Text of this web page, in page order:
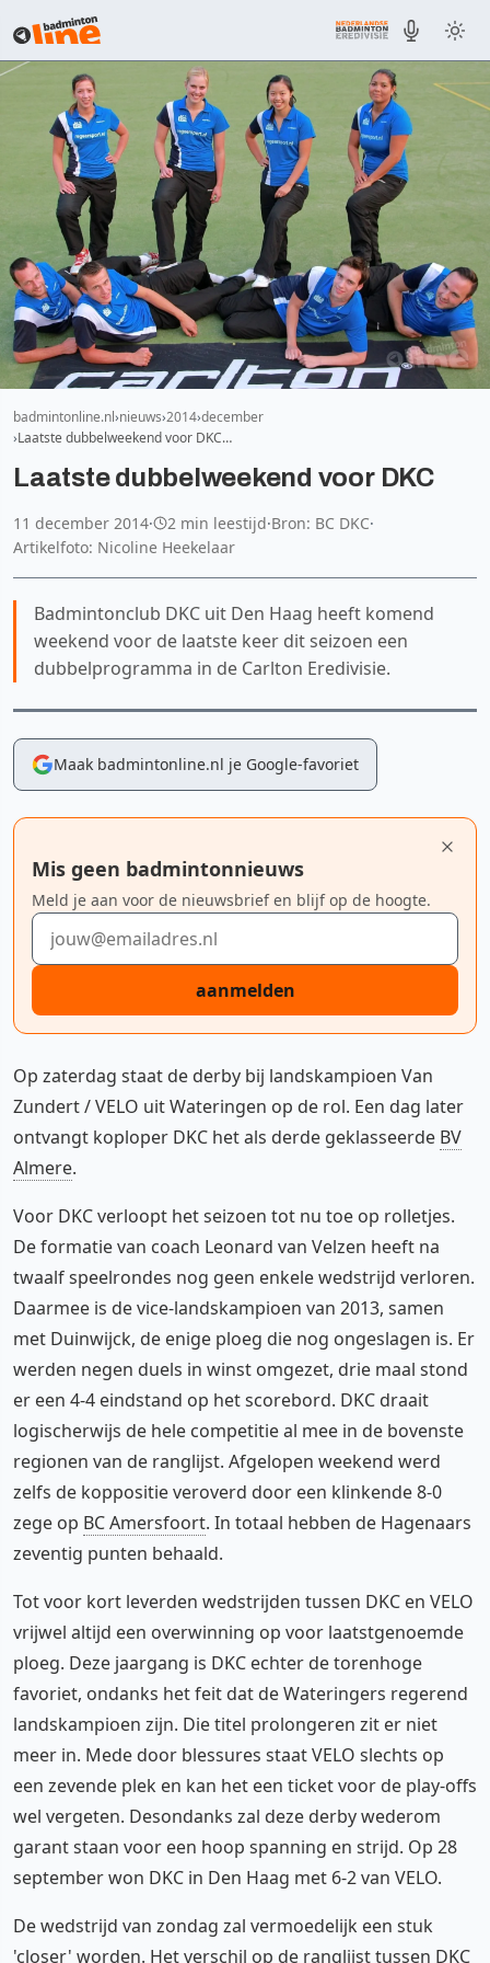
badmintonline.nl nieuws 2014 december
Laatste dubbelweekend voor DKC…
Laatste dubbelweekend voor DKC
11 december 2014· 2 min leestijd·Bron: BC DKC·
Artikelfoto: Nicoline Heekelaar
Badmintonclub DKC uit Den Haag heeft komend
weekend voor de laatste keer dit seizoen een
dubbelprogramma in de Carlton Eredivisie.
Maak badmintonline.nl je Google-favoriet
Mis geen badmintonnieuws
Meld je aan voor de nieuwsbrief en blijf op de hoogte.
E-mailadres
aanmelden
Op zaterdag staat de derby bij landskampioen Van
Zundert / VELO uit Wateringen op de rol. Een dag later
ontvangt koploper DKC het als derde geklasseerde BV
Almere.
Voor DKC verloopt het seizoen tot nu toe op rolletjes.
De formatie van coach Leonard van Velzen heeft na
twaalf speelrondes nog geen enkele wedstrijd verloren.
Daarmee is de vice-landskampioen van 2013, samen
met Duinwijck, de enige ploeg die nog ongeslagen is. Er
werden negen duels in winst omgezet, drie maal stond
er een 4-4 eindstand op het scorebord. DKC draait
logischerwijs de hele competitie al mee in de bovenste
regionen van de ranglijst. Afgelopen weekend werd
zelfs de koppositie veroverd door een klinkende 8-0
zege op BC Amersfoort. In totaal hebben de Hagenaars
zeventig punten behaald.
Tot voor kort leverden wedstrijden tussen DKC en VELO
vrijwel altijd een overwinning op voor laatstgenoemde
ploeg. Deze jaargang is DKC echter de torenhoge
favoriet, ondanks het feit dat de Wateringers regerend
landskampioen zijn. Die titel prolongeren zit er niet
meer in. Mede door blessures staat VELO slechts op
een zevende plek en kan het een ticket voor de play-offs
wel vergeten. Desondanks zal deze derby wederom
garant staan voor een hoop spanning en strijd. Op 28
september won DKC in Den Haag met 6-2 van VELO.
De wedstrijd van zondag zal vermoedelijk een stuk
'closer' worden. Het verschil op de ranglijst tussen DKC